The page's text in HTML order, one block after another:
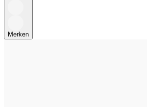
Merken